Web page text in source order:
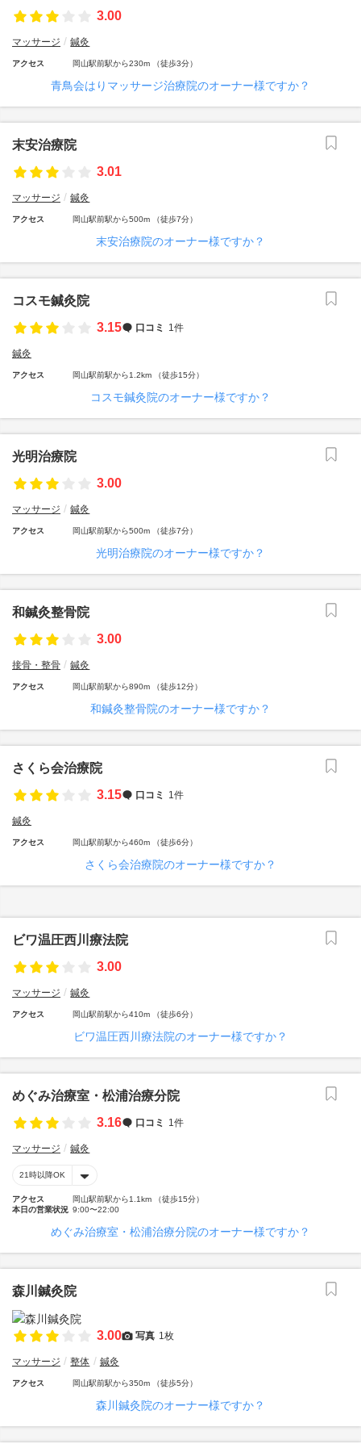
3.00
マッサージ 鍼灸
アクセス 岡山駅前駅から230m （徒歩3分）
青鳥会はりマッサージ治療院のオーナー様ですか？
末安治療院
3.01
マッサージ 鍼灸
アクセス 岡山駅前駅から500m （徒歩7分）
末安治療院のオーナー様ですか？
コスモ鍼灸院
3.15
口コミ 1件
鍼灸
アクセス 岡山駅前駅から1.2km （徒歩15分）
コスモ鍼灸院のオーナー様ですか？
光明治療院
3.00
マッサージ 鍼灸
アクセス 岡山駅前駅から500m （徒歩7分）
光明治療院のオーナー様ですか？
和鍼灸整骨院
3.00
接骨・整骨 鍼灸
アクセス 岡山駅前駅から890m （徒歩12分）
和鍼灸整骨院のオーナー様ですか？
さくら会治療院
3.15
口コミ 1件
鍼灸
アクセス 岡山駅前駅から460m （徒歩6分）
さくら会治療院のオーナー様ですか？
ビワ温圧西川療法院
3.00
マッサージ 鍼灸
アクセス 岡山駅前駅から410m （徒歩6分）
ビワ温圧西川療法院のオーナー様ですか？
めぐみ治療室・松浦治療分院
3.16
口コミ 1件
マッサージ 鍼灸
21時以降OK
アクセス
岡山駅前駅から1.1km （徒歩15分）
本日の営業状況 9:00〜22:00
めぐみ治療室・松浦治療分院のオーナー様ですか？
森川鍼灸院
3.00 写真 1枚
マッサージ 整体 鍼灸
アクセス 岡山駅前駅から350m （徒歩5分）
森川鍼灸院のオーナー様ですか？